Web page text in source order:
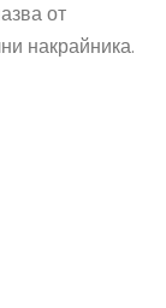
от
накрайника.